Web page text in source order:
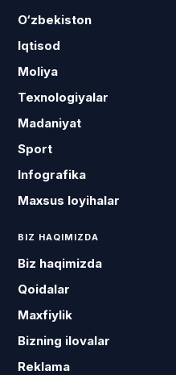
O‘zbekiston
Iqtisod
Moliya
Texnologiyalar
Madaniyat
Sport
Infografika
Maxsus loyihalar
BIZ HAQIMIZDA
Biz haqimizda
Qoidalar
Maxfiylik
Bizning ilovalar
Reklama